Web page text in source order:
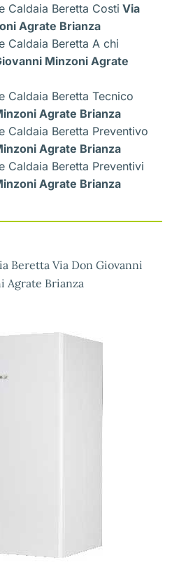
Caldaia Beretta Costi Via
Agrate Brianza
Caldaia Beretta A chi
Minzoni Agrate
Caldaia Beretta Tecnico
Agrate Brianza
Caldaia Beretta Preventivo
Agrate Brianza
Caldaia Beretta Preventivi
Agrate Brianza
Beretta Via Don Giovanni
Agrate Brianza